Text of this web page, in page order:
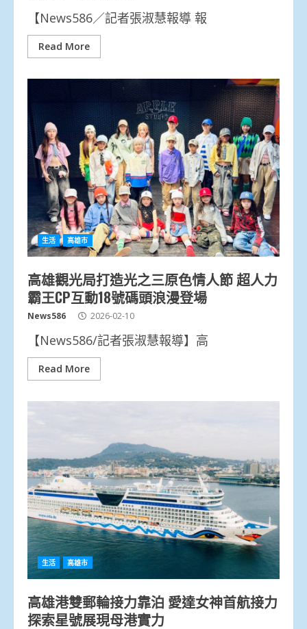
【News586／記者張淑慧報導 報
Read More
生活 高雄市
高雄觀光局打造光之三原色情人節 超人力
霸王CP互動18號碼頭浪漫登場
News586 2026-02-10
【News586/記者張淑慧報導】高
Read More
生活 高雄市
高雄港雙郵輪接力靠泊 愛達女神首航接力
探索星號展現母港實力